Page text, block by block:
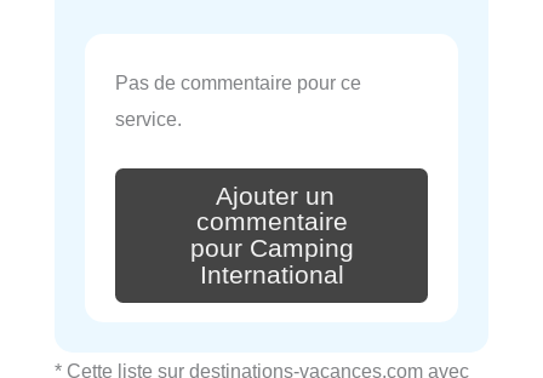
Pas de commentaire pour ce
service.
Ajouter un
commentaire
pour Camping
International
* Cette liste sur destinations-vacances.com avec